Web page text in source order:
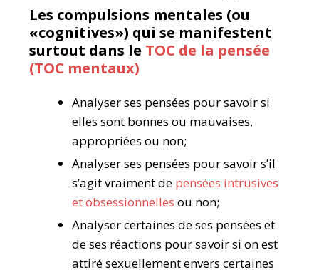
Les compulsions mentales (ou
«cognitives») qui se manifestent
surtout dans le TOC de la pensée
(TOC mentaux)
Analyser ses pensées pour savoir si
elles sont bonnes ou mauvaises,
appropriées ou non;
Analyser ses pensées pour savoir s’il
s’agit vraiment de pensées intrusives
et obsessionnelles ou non;
Analyser certaines de ses pensées et
de ses réactions pour savoir si on est
attiré sexuellement envers certaines